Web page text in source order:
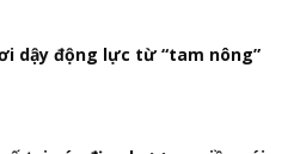
dậy động lực từ “tam nông”